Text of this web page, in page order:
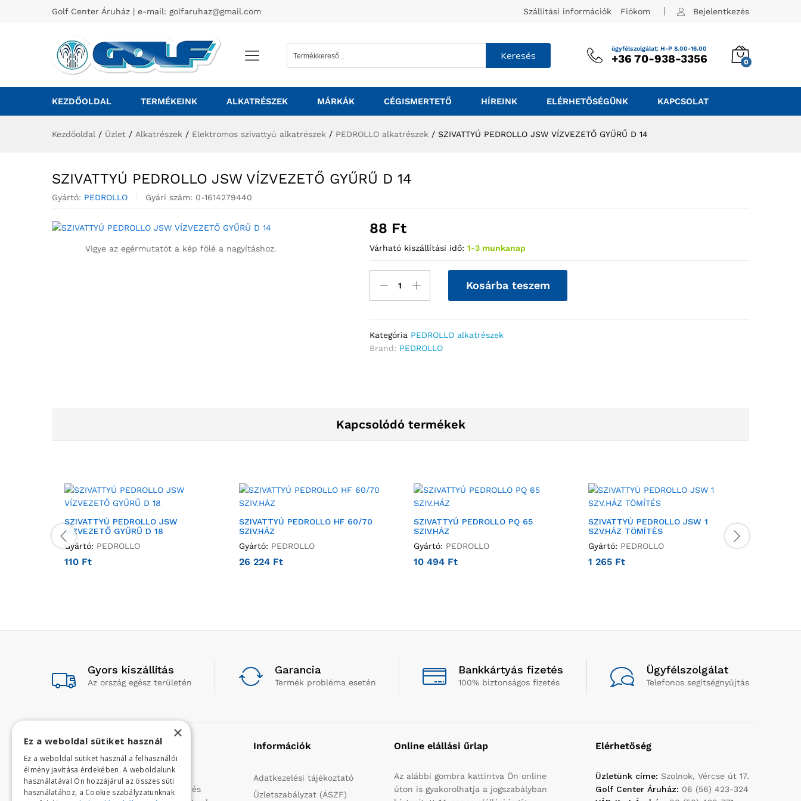
Golf Center Áruház | e-mail: golfaruhaz@gmail.com Szállítási információk Fiókom Bejelentkezés
Keresés
ügyfélszolgálat: H-P 8.00-16.00
+36 70-938-3356 0
KEZDŐOLDAL TERMÉKEINK ALKATRÉSZEK MÁRKÁK CÉGISMERTETŐ HÍREINK ELÉRHETŐSÉGÜNK KAPCSOLAT
Kezdőoldal / Üzlet / Alkatrészek / Elektromos szivattyú alkatrészek / PEDROLLO alkatrészek / SZIVATTYÚ PEDROLLO JSW VÍZVEZETŐ GYŰRŰ D 14
SZIVATTYÚ PEDROLLO JSW VÍZVEZETŐ GYŰRŰ D 14
Gyártó: PEDROLLO Gyári szám: 0-1614279440
Vigye az egérmutatót a kép fölé a nagyításhoz.
88 Ft
Várható kiszállítási idő: 1-3 munkanap
Kosárba teszem
Kategória PEDROLLO alkatrészek
Brand: PEDROLLO
Kapcsolódó termékek
SZIVATTYÚ PEDROLLO JSW
VÍZVEZETŐ GYŰRŰ D 18
Gyártó: PEDROLLO
110 Ft
SZIVATTYÚ PEDROLLO HF 60/70
SZIV.HÁZ
Gyártó: PEDROLLO
26 224 Ft
SZIVATTYÚ PEDROLLO PQ 65
SZIV.HÁZ
Gyártó: PEDROLLO
10 494 Ft
SZIVATTYÚ PEDROLLO JSW 1
SZV.HÁZ TÖMÍTÉS
Gyártó: PEDROLLO
1 265 Ft
Gyors kiszállítás
Az ország egész területén
Garancia
Termék probléma esetén
Bankkártyás fizetés
100% biztonságos fizetés
Ügyfélszolgálat
Telefonos segítségnyújtás
Rólunk
Profilunk a mezőgazdasági, kerti
kisgépek és egyéb iparcikkek kis- és
Információk
Adatkezelési tájékoztató
Üzletszabályzat (ÁSZF)
Online elállási űrlap
Az alábbi gombra kattintva Ön online
úton is gyakorolhatja a jogszabályban
Elérhetőség
Üzletünk címe: Szolnok, Vércse út 17.
Golf Center Áruház: 06 (56) 423-324
×
Ez a weboldal sütiket használ
Ez a weboldal sütiket használ a felhasználói
élmény javítása érdekében. A weboldalunk
használatával Ön hozzájárul az összes süti
használatához, a Cookie szabályzatunknak